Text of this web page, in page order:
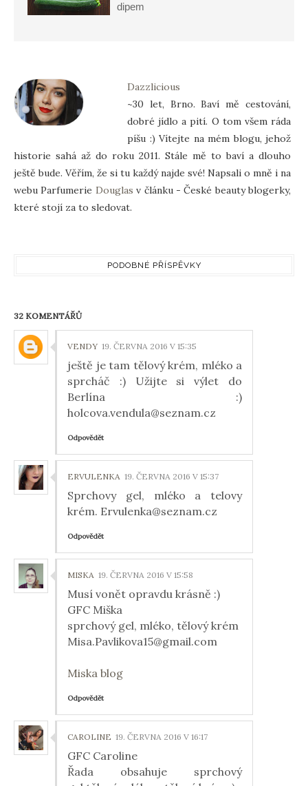
dipem
Dazzlicious
~30 let, Brno. Baví mě cestování,
dobré jídlo a pití. O tom všem ráda
píšu :) Vítejte na mém blogu, jehož
historie sahá až do roku 2011. Stále mě to baví a dlouho
ještě bude. Věřím, že si tu každý najde své! Napsali o mně i na
webu Parfumerie Douglas v článku - České beauty blogerky,
které stojí za to sledovat.
PODOBNÉ PŘÍSPĚVKY
32 KOMENTÁŘŮ
VENDY 19. ČERVNA 2016 V 15:35
ještě je tam tělový krém, mléko a
sprcháč :) Užijte si výlet do
Berlína :)
holcova.vendula@seznam.cz
Odpovědět
ERVULENKA 19. ČERVNA 2016 V 15:37
Sprchovy gel, mléko a telovy
krém. Ervulenka@seznam.cz
Odpovědět
MISKA 19. ČERVNA 2016 V 15:58
Musí vonět opravdu krásně :)
GFC Miška
sprchový gel, mléko, tělový krém
Misa.Pavlikova15@gmail.com
Miska blog
Odpovědět
CAROLINE 19. ČERVNA 2016 V 16:17
GFC Caroline
Řada obsahuje sprchový